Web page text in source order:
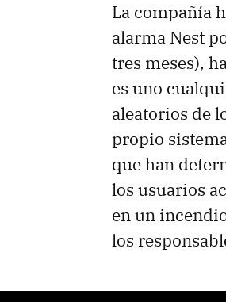
La compañía
alarma Nest
tres meses),
es uno
aleatorios de
propio
que han
los usuarios
en un
los